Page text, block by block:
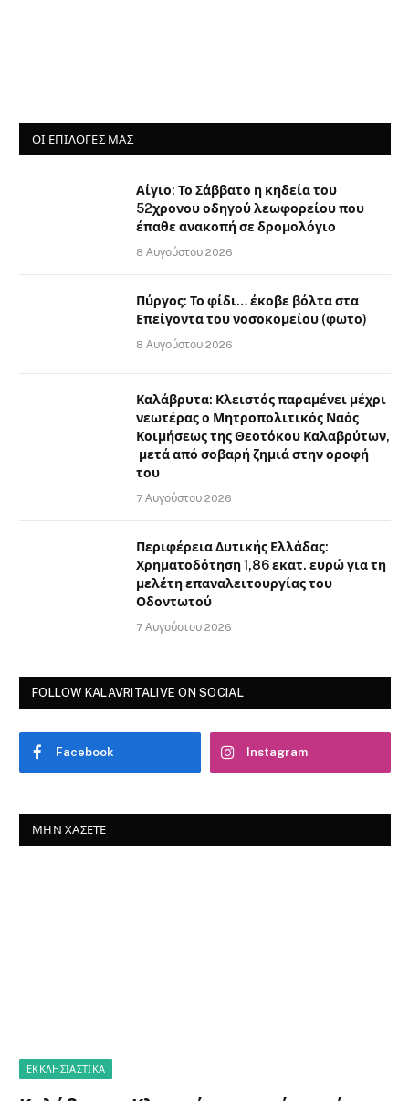
ΟΙ ΕΠΙΛΟΓΈΣ ΜΑΣ
Αίγιο: Το Σάββατο η κηδεία του
52χρονου οδηγού λεωφορείου που
έπαθε ανακοπή σε δρομολόγιο
8 Αυγούστου 2026
Πύργος: Το φίδι… έκοβε βόλτα στα
Επείγοντα του νοσοκομείου (φωτο)
8 Αυγούστου 2026
Καλάβρυτα: Κλειστός παραμένει μέχρι
νεωτέρας ο Μητροπολιτικός Ναός
Κοιμήσεως της Θεοτόκου Καλαβρύτων,
μετά από σοβαρή ζημιά στην οροφή
του
7 Αυγούστου 2026
Περιφέρεια Δυτικής Ελλάδας:
Χρηματοδότηση 1,86 εκατ. ευρώ για τη
μελέτη επαναλειτουργίας του
Οδοντωτού
7 Αυγούστου 2026
FOLLOW KALAVRITALIVE ON SOCIAL
Facebook Instagram
ΜΗΝ ΧΆΣΕΤΕ
ΕΚΚΛΗΣΙΑΣΤΙΚΑ